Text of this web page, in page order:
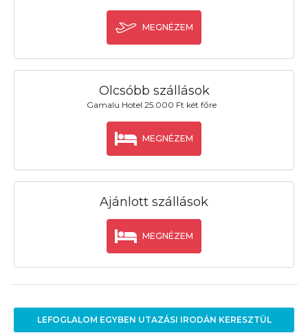
MEGNÉZEM
Olcsóbb szállások
Gamalu Hotel 25.000 Ft két főre
MEGNÉZEM
Ajánlott szállások
MEGNÉZEM
LEFOGLALOM EGYBEN UTAZÁSI IRODÁN KERESZTÜL